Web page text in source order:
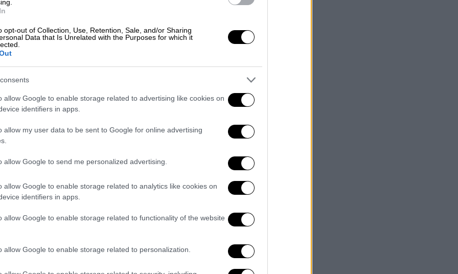
opt-out of Collection, Use, Retention, Sale, and/or Sharing
Data that Is Unrelated with the Purposes for which it
allow Google to enable storage related to advertising like cookies on
identifiers in apps.
allow my user data to be sent to Google for online advertising
allow Google to send me personalized advertising.
allow Google to enable storage related to analytics like cookies on
identifiers in apps.
allow Google to enable storage related to functionality of the website
allow Google to enable storage related to personalization.
στις 10:31 το πρωί,
συμβάν σε εγκατάσταση του ΕΦΚΑ
Κειριάδων 4.
είχε ήδη αποχωρήσει από το σημείο,
που παρείχαν άμεσα τις πρώτες
του ΕΚΑΒ.
άνδρα, ο οποίος διέφυγε πεζή, με
άμεσα εκτεταμένες αναζητήσεις στην
τους ελέγχους και την επιτήρηση σε
στις 11:17, το Κέντρο της Άμεσης Δράσης
Πρωτοδικείο Αθηνών, στην οδό
ο δράστης φέρεται να είχε ήδη
με αποτέλεσμα τον